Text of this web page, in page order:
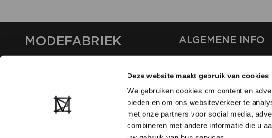
Deze website maakt gebruik van cookies
We gebruiken cookies om content en
bieden en om ons websiteverkeer te
met onze partners voor social media,
combineren met andere informatie die u
MODEFABRIEK ALGEMENE INFO
CONTACT
PARTNERS
ADVERTEREN